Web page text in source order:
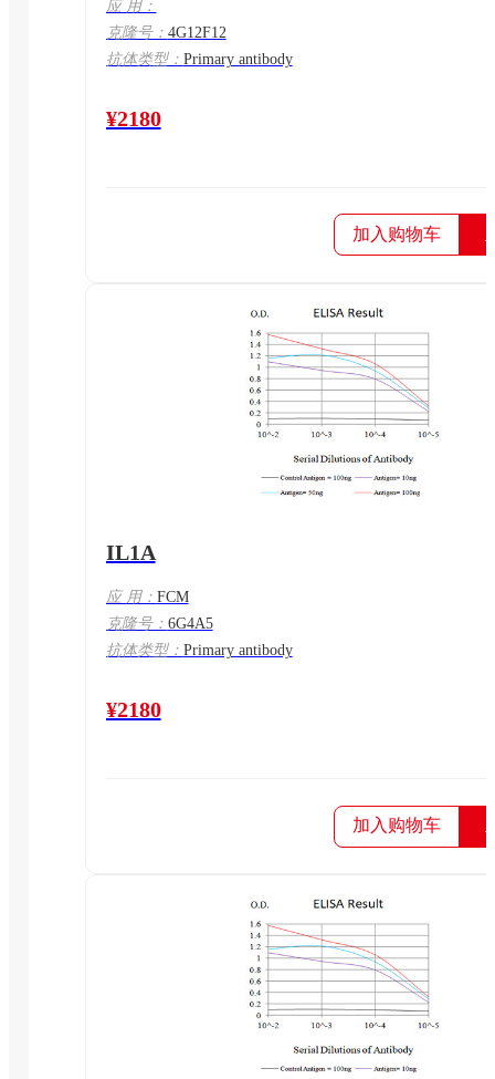
应 用：
克隆号： 4G12F12
抗体类型： Primary antibody
¥2180
加入购物车
IL1A
应 用： FCM
克隆号： 6G4A5
抗体类型： Primary antibody
¥2180
加入购物车